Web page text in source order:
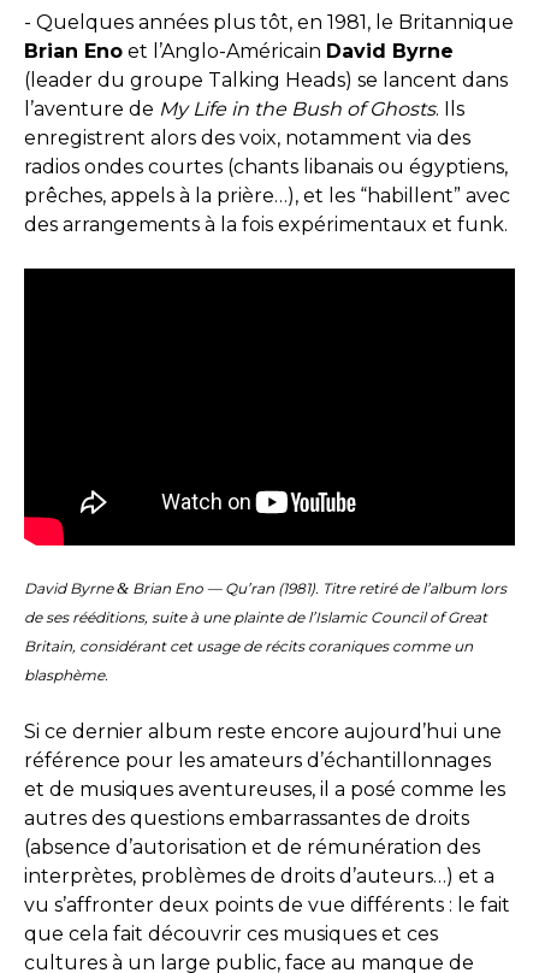
- Quelques années plus tôt, en 1981, le Britannique
Brian Eno et l’Anglo-Américain David Byrne
(leader du groupe Talking Heads) se lancent dans
l’aventure de My Life in the Bush of Ghosts. Ils
enregistrent alors des voix, notamment via des
radios ondes courtes (chants libanais ou égyptiens,
prêches, appels à la prière…), et les “habillent” avec
des arrangements à la fois expérimentaux et funk.
David Byrne& Brian Eno — Qu’ran (1981). Titre retiré de l’album lors
de ses rééditions, suite à une plainte de l’Islamic Council of Great
Britain, considérant cet usage de récits coraniques comme un
blasphème.
Si ce dernier album reste encore aujourd’hui une
référence pour les amateurs d’échantillonnages
et de musiques aventureuses, il a posé comme les
autres des questions embarrassantes de droits
(absence d’autorisation et de rémunération des
interprètes, problèmes de droits d’auteurs…) et a
vu s’affronter deux points de vue différents : le fait
que cela fait découvrir ces musiques et ces
cultures à un large public, face au manque de